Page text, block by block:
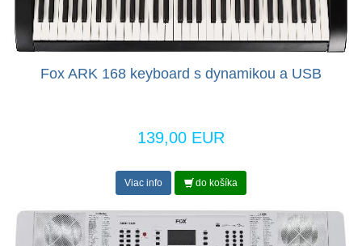
Fox ARK 168 keyboard s dynamikou a USB
139,00 EUR
Viac info do košíka